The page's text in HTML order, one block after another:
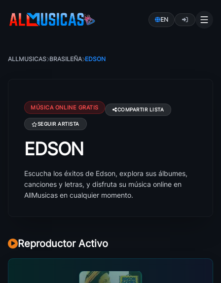
EN
ALLMUSICAS BRASILEÑA EDSON
MÚSICA ONLINE GRATIS COMPARTIR LISTA
SEGUIR ARTISTA
Canciones de Edson: éxitos, álbumes y letras
EDSON
Escucha los éxitos de Edson, explora sus álbumes,
canciones y letras, y disfruta su música online en
AllMusicas en cualquier momento.
Reproductor Activo